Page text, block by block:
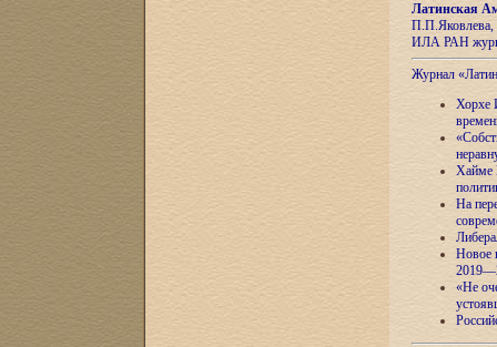
Латинская
П.П.Яковлева,
ИЛА РАН
Журнал
Хорхе
Хайме
На
Новое
«Не